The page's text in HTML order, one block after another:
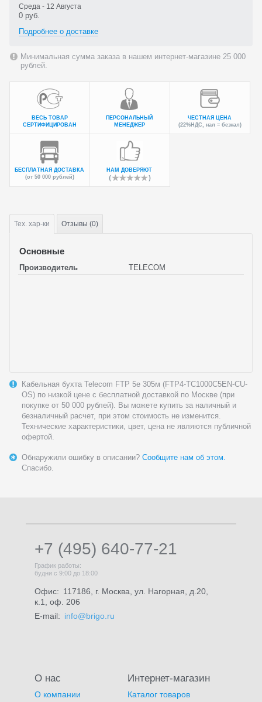
Среда - 12 Августа
0 руб.
Подробнее о доставке
Минимальная сумма заказа в нашем интернет-магазине 25 000
рублей.
ВЕСЬ ТОВАР
СЕРТИФИЦИРОВАН
ПЕРСОНАЛЬНЫЙ
МЕНЕДЖЕР
ЧЕСТНАЯ ЦЕНА
(22%НДС, нал = безнал)
БЕСПЛАТНАЯ ДОСТАВКА
(от 50 000 рублей)
НАМ ДОВЕРЯЮТ
Тех. хар-ки Отзывы (0)
Основные
Производитель TELECOM
Кабельная бухта Telecom FTP 5e 305м (FTP4-TC1000C5EN-CU-
OS) по низкой цене с бесплатной доставкой по Москве (при
покупке от 50 000 рублей). Вы можете купить за наличный и
безналичный расчет, при этом стоимость не изменится.
Технические характеристики, цвет, цена не являются публичной
офертой.
Обнаружили ошибку в описании? Сообщите нам об этом.
Спасибо.
+7 (495) 640-77-21
График работы:
будни с 9:00 до 18:00
Офис: 117186, г. Москва, ул. Нагорная, д.20,
к.1, оф. 206
E-mail: info@brigo.ru
О нас
О компании
Интернет-магазин
Каталог товаров